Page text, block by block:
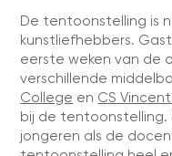
De tentoonstelling is
kunstliefhebbers.
eerste weken van de
verschillende
College en CS
bij de tentoonstelling.
jongeren als de